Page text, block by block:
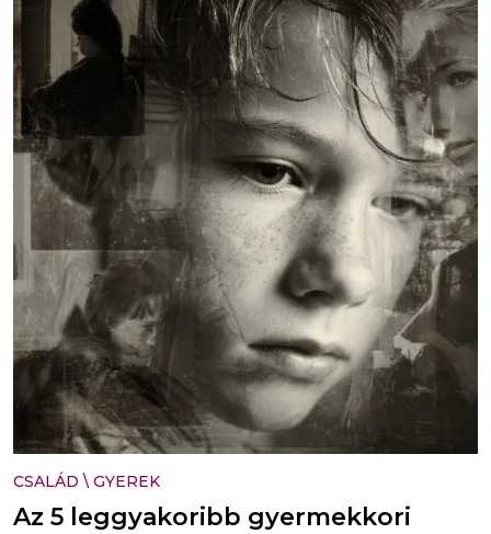
CSALÁD \ GYEREK
Az 5 leggyakoribb gyermekkori